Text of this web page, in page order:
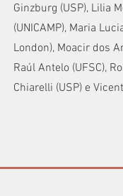
Ginzburg (USP), Lilia
(UNICAMP), Maria
London), Moacir dos
Raúl Antelo (UFSC),
Chiarelli (USP) e